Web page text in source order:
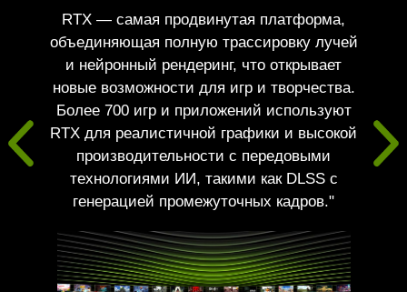
RTX — самая продвинутая платформа,
объединяющая полную трассировку лучей
и нейронный рендеринг, что открывает
новые возможности для игр и творчества.
Более 700 игр и приложений используют
RTX для реалистичной графики и высокой
производительности с передовыми
технологиями ИИ, такими как DLSS с
генерацией промежуточных кадров."